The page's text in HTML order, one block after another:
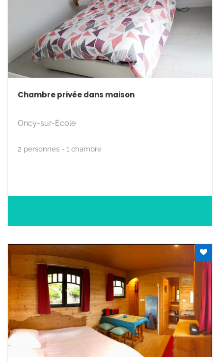
Chambre privée dans maison
Oncy-sur-École
2 personnes - 1 chambre